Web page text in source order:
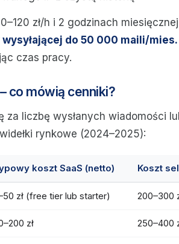
zł/h i 2 godzinach miesięcznej
do 50 000 maili/
czas pracy.
co mówią cenniki?
za liczbę wysłanych wiadomości
rynkowe (2024–2025):
koszt SaaS (netto) Koszt
zł (free tier lub starter) 200–300
zł 250–400